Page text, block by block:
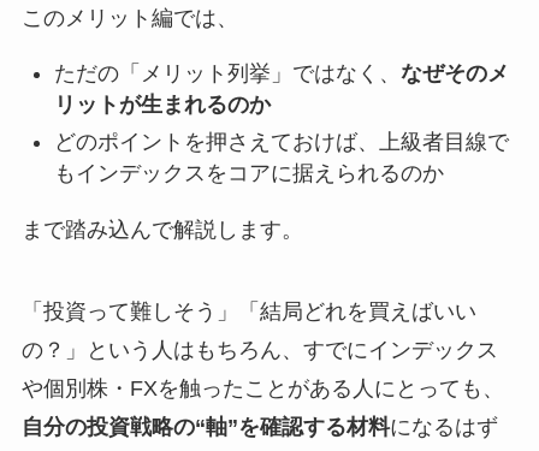
このメリット編では、
ただの「メリット列挙」ではなく、 なぜそのメ
リットが生まれるのか
どのポイントを押さえておけば、上級者目線で
もインデックスをコアに据えられるのか
まで踏み込んで解説します。
「投資って難しそう」「結局どれを買えばいい
の？」という人はもちろん、すでにインデックス
や個別株・FXを触ったことがある人にとっても、
自分の投資戦略の“軸”を確認する材料になるはず